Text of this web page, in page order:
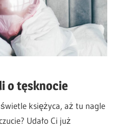
o tęsknocie
księżyca, aż tu nagle
Udało Ci już